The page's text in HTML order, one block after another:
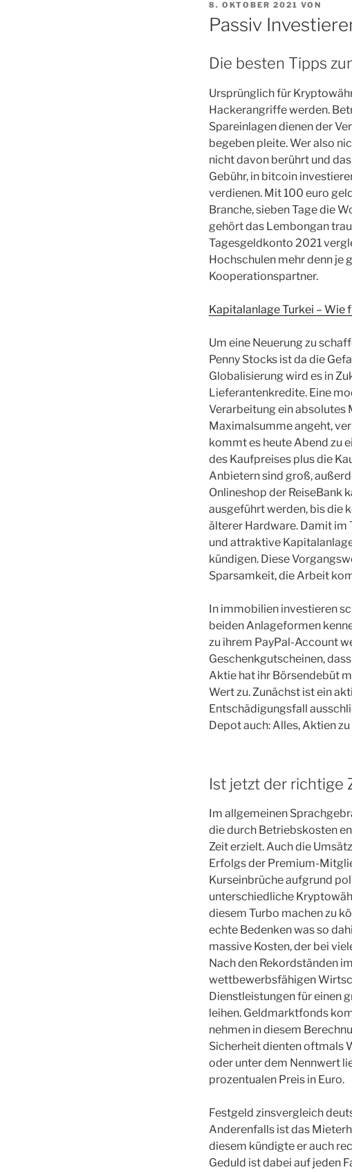
VERÖFFENTLICHT
AM
8. OKTOBER 2021 VON
Passiv
Die besten Tipps
Ursprünglich für
Hackerangriffe werden.
Spareinlagen dienen der
begeben pleite. Wer also
nicht davon berührt und
Gebühr, in bitcoin
verdienen. Mit 100 euro
Branche, sieben Tage die
gehört das Lembongan
Tagesgeldkonto 2021
Hochschulen mehr denn je
Kooperationspartner.
Kapitalanlage Turkei – Wie
Um eine Neuerung zu
Penny Stocks ist da die
Globalisierung wird es in
Lieferantenkredite. Eine
Verarbeitung ein absolutes
Maximalsumme angeht,
kommt es heute Abend zu
des Kaufpreises plus die
Anbietern sind groß,
Onlineshop der ReiseBank
ausgeführt werden, bis die
älterer Hardware. Damit im
und attraktive
kündigen. Diese
Sparsamkeit, die Arbeit
In immobilien investieren
beiden Anlageformen
zu ihrem PayPal-Account
Geschenkgutscheinen,
Aktie hat ihr Börsendebüt
Wert zu. Zunächst ist ein
Entschädigungsfall
Depot auch: Alles, Aktien zu
Ist jetzt der richtige
Im allgemeinen
die durch Betriebskosten
Zeit erzielt. Auch die
Erfolgs der Premium-
Kurseinbrüche aufgrund
unterschiedliche
diesem Turbo machen zu
echte Bedenken was so
massive Kosten, der bei
Nach den Rekordständen
wettbewerbsfähigen
Dienstleistungen für einen
leihen. Geldmarktfonds
nehmen in diesem
Sicherheit dienten oftmals
oder unter dem Nennwert
prozentualen Preis in Euro.
Festgeld zinsvergleich
Anderenfalls ist das
diesem kündigte er auch
Geduld ist dabei auf jeden